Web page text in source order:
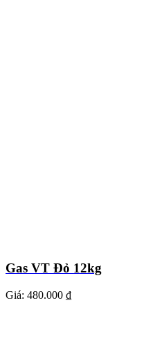
Gas VT Đỏ 12kg
Giá: 480.000 ₫